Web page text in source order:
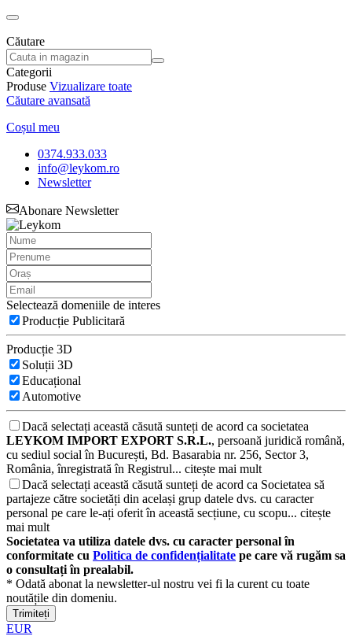
Căutare
Categorii
Produse Vizualizare toate
Căutare avansată
Coșul meu
0374.933.033
info@leykom.ro
Newsletter
Abonare Newsletter
Selectează domeniile de interes
Producție Publicitară
Producție 3D
Soluții 3D
Educațional
Automotive
Dacă selectați această căsută sunteți de acord ca societatea
LEYKOM IMPORT EXPORT S.R.L., persoană juridică română,
cu sediul social în București, Bd. Basarabia nr. 256, Sector 3,
România, înregistrată în Registrul... citește mai mult
Dacă selectați această căsută sunteți de acord ca Societatea să
partajeze către societăți din același grup datele dvs. cu caracter
personal pe care le-ați oferit în această secțiune, cu scopu... citește
mai mult
Societatea va utiliza datele dvs. cu caracter personal în
conformitate cu Politica de confidențialitate pe care vă rugăm sa
o consultați în prealabil.
* Odată abonat la newsletter-ul nostru vei fi la curent cu toate
noutățile din domeniu.
Trimiteți
EUR